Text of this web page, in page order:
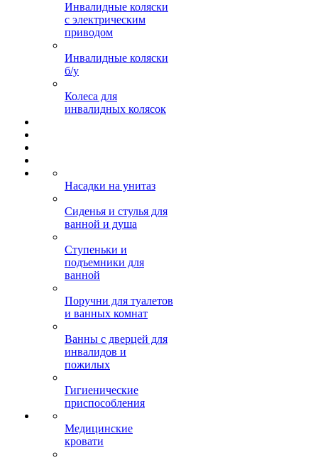
Инвалидные коляски
с электрическим
приводом
Инвалидные коляски
б/у
Колеса для
инвалидных колясок
Насадки на унитаз
Сиденья и стулья для
ванной и душа
Ступеньки и
подъемники для
ванной
Поручни для туалетов
и ванных комнат
Ванны с дверцей для
инвалидов и
пожилых
Гигиенические
приспособления
Медицинские
кровати